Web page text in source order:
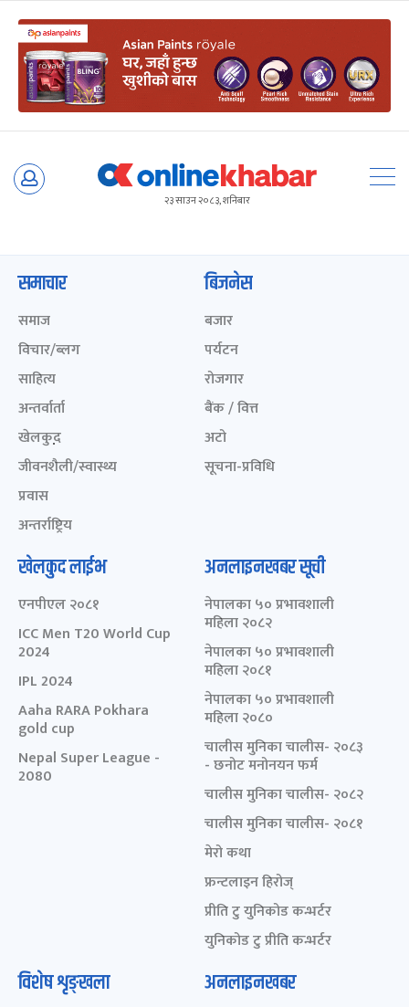
Skip
२३ साउन २०८३, शनिबार
समाचार
समाज
विचार/ब्लग
साहित्य
अन्तर्वार्ता
खेलकुद़़
जीवनशैली/स्वास्थ्य
प्रवास
अन्तर्राष्ट्रिय
बिजनेस
बजार
पर्यटन
रोजगार
बैंक / वित्त
अटो
सूचना-प्रविधि
खेलकुद लाईभ
एनपीएल २०८१
ICC Men T20 World Cup
2024
IPL 2024
Aaha RARA Pokhara
gold cup
Nepal Super League -
2080
अनलाइनखबर सूची
नेपालका ५० प्रभावशाली
महिला २०८२
नेपालका ५० प्रभावशाली
महिला २०८१
नेपालका ५० प्रभावशाली
महिला २०८०
चालीस मुनिका चालीस- २०८३
- छनोट मनोनयन फर्म
चालीस मुनिका चालीस- २०८२
चालीस मुनिका चालीस- २०८१
मेरो कथा
फ्रन्टलाइन हिरोज्
प्रीति टु युनिकोड कन्भर्टर
युनिकोड टु प्रीति कन्भर्टर
विशेष शृङ्खला अनलाइनखबर